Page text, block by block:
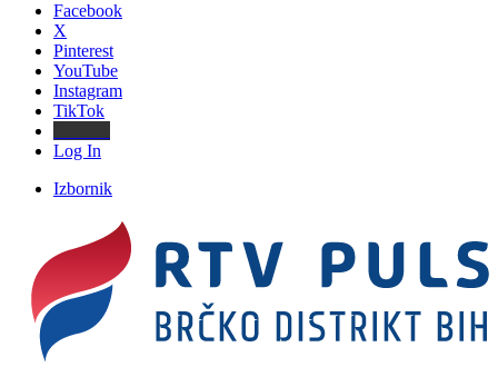
Facebook
X
Pinterest
YouTube
Instagram
TikTok
Log In
Izbornik